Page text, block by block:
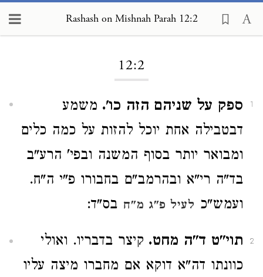
Rashash on Mishnah Parah 12:2
12:2
1 ספק על שניהם הזה כו'. משמע
דבטבילה אחת יוכל להזות על כמה כלים
ומבואר יותר בסוף המשנה ובפי' הרע"ב
בד"ה רי"א ובהרמב"ם בחבורו פ"י ה"ח.
ועמש"כ לעיל פ"ג מ"ח בס"ד:
2 תוי"ט ד"ה מחט. קיצר בדבריו. ואולי
כוונתו דה"א דוקא אם מחברו מיצה עליו